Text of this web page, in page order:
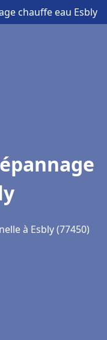
chauffe eau Esbly
à Esbly (77450)